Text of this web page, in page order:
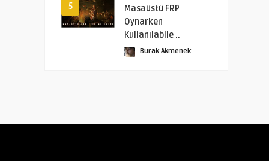
5
Masaüstü FRP
Oynarken
Kullanılabile ..
Burak Akmenek